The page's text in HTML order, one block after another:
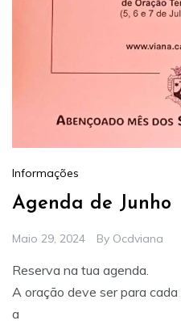
Informações
Agenda de Junho
Maio 29, 2024 By Ocdviana
Reserva na tua agenda.
A oração deve ser para
a